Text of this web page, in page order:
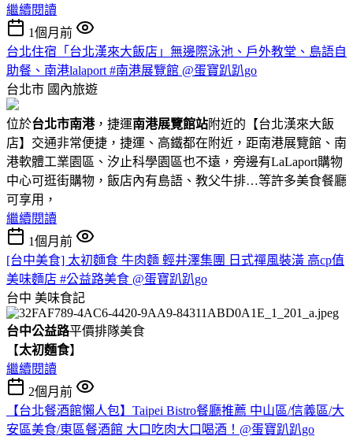
繼續閱讀
1個月前
台北住宿「台北漢來大飯店」無邊際泳池、戶外教堂、島語自
助餐、南港lalaport #南港展覽館 @蛋寶趴趴go
台北市 國內旅遊
位於台北市南港，捷運南港展覽館站附近的【台北漢來大飯
店】交通非常便捷，捷運、高鐵都在附近，距南港展覽館、南
港軟體工業園區、汐止科學園區也不遠，旁邊有LaLaport購物
中心可逛街購物，飯店內有島語、教父牛排…等許多美食餐廳
可享用，
繼續閱讀
1個月前
[台中美食] 太初麵食 牛肉麵 輕井澤集團 日式禪風裝潢 高cp值
美味麵店 #公益路美食 @蛋寶趴趴go
台中 美味食記
台中公益路平價排隊美食
【太初麵食】
繼續閱讀
2個月前
【台北餐酒館懶人包】Taipei Bistro餐廳推薦 中山區/信義區/大
安區美食/東區餐酒館 大口吃肉大口喝酒！@蛋寶趴趴go